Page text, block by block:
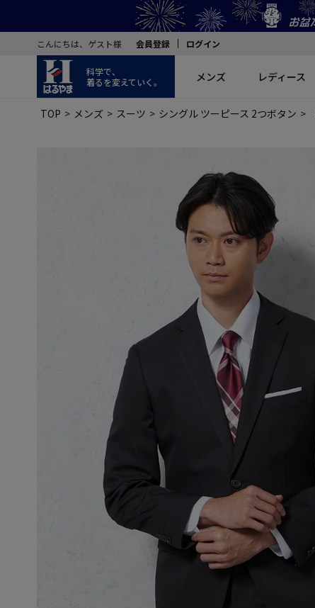
こんにちは、ゲスト様 会員登録 ログイン
科学で、
着るを変えていく。
メンズ レディース
TOP メンズ スーツ シングル ツーピース 2つボタン